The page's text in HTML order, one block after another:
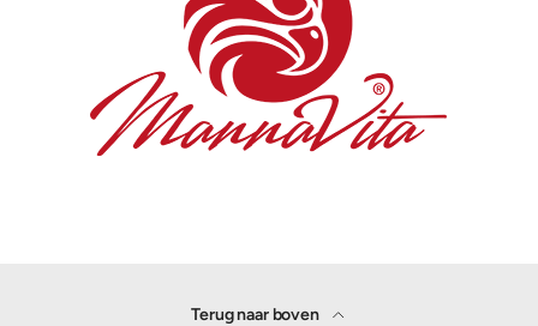
Terug naar boven